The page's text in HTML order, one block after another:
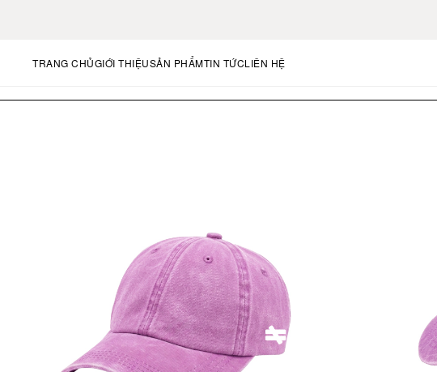
TRANG CHỦGIỚI THIỆUSẢN PHẨMTIN TỨCLIÊN HỆ